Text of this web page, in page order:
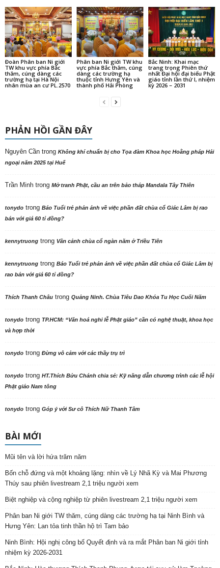
Đoàn Phân ban Ni giới
TW khu vực phía Bắc
thăm, cúng dàng các
trường hạ tại Hà Nội
nhân mùa an cư PL.2570
Phân ban Ni giới TW khu
vực phía Bắc thăm, cúng
dàng các trường hạ
thuộc tỉnh Hưng Yên và
thành phố Hải Phòng
Bắc Ninh: Khai mạc
trang trọng Phiên thứ
nhất Đại hội đại biểu Phật
giáo tỉnh lần thứ I, nhiệm
kỳ 2026 – 2031
PHẢN HỒI GẦN ĐÂY
Nguyên Cần trong Không khí chuẩn bị cho Tọa đàm Khoa học Hoằng pháp Hải
ngoại năm 2025 tại Huế
Trần Minh trong Mở tranh Phật, cầu an trên bảo tháp Mandala Tây Thiên
tonydo trong Báo Tuổi trẻ phản ảnh về việc phần đất chùa cổ Giác Lâm bị rao
bán với giá 60 tỉ đồng?
kennytruong trong Vãn cảnh chùa cổ ngàn năm ở Triều Tiên
kennytruong trong Báo Tuổi trẻ phản ảnh về việc phần đất chùa cổ Giác Lâm bị
rao bán với giá 60 tỉ đồng?
Thích Thanh Châu trong Quảng Ninh. Chùa Tiêu Dao Khóa Tu Học Cuối Năm
tonydo trong TP.HCM: “Văn hoá nghi lễ Phật giáo” cần có nghệ thuật, khoa học
và hợp thời
tonydo trong Đừng vô cảm với các thầy trụ trì
tonydo trong HT.Thích Bửu Chánh chia sẻ: Kỹ năng dẫn chương trình các lễ hội
Phật giáo Nam tông
tonydo trong Góp ý với Sư cô Thích Nữ Thanh Tâm
BÀI MỚI
Mũi tên và lời hứa trăm năm
Bốn chỗ đứng và một khoảng lặng: nhìn về Lý Nhã Kỳ và Mai Phương
Thúy sau phiên livestream 2,1 triệu người xem
Biệt nghiệp và cộng nghiệp từ phiên livestream 2,1 triệu người xem
Phân ban Ni giới TW thăm, cúng dàng các trường hạ tại Ninh Bình và
Hưng Yên: Lan tỏa tinh thần hộ trì Tam bảo
Ninh Bình: Hội nghị công bố Quyết định và ra mắt Phân ban Ni giới tỉnh
nhiệm kỳ 2026-2031